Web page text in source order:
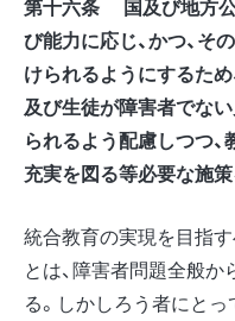
第十六条 国及び地方公
び能力に応じ、かつ、そ
けられるようにするた
及び生徒が障害者でな
られるよう配慮しつつ
充実を図る等必要な施
統合教育の実現を目指
とは、障害者問題全般
る。しかしろう者にと